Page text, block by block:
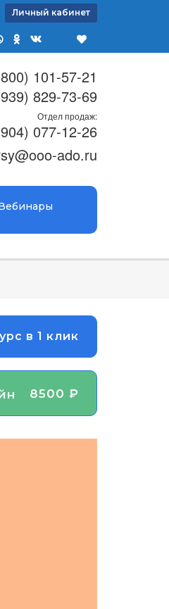
Личный кабинет
101-57-21
829-73-69
Отдел продаж:
077-12-26
ado.ru
в 1 клик
8500 ₽